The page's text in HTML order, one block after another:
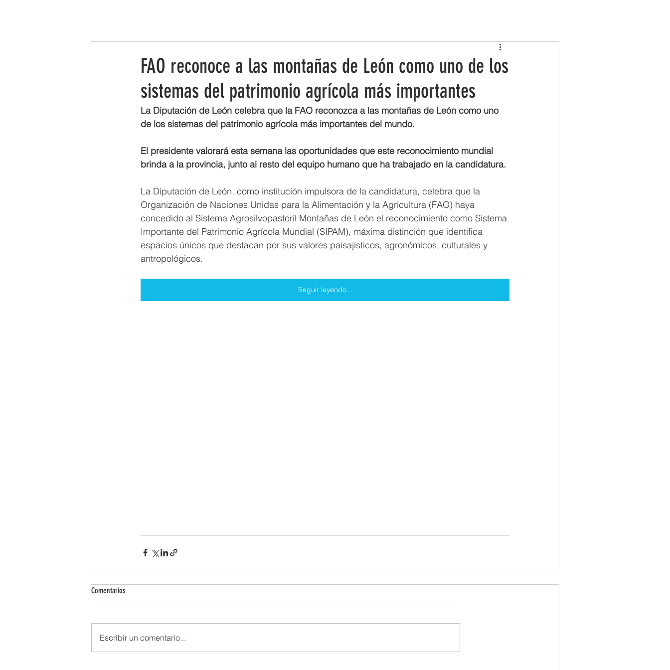
FAO reconoce a las montañas de León como uno de los
sistemas del patrimonio agrícola más importantes
La Diputación de León celebra que la FAO reconozca a las montañas de León como uno
de los sistemas del patrimonio agrícola más importantes del mundo.
El presidente valorará esta semana las oportunidades que este reconocimiento mundial
brinda a la provincia, junto al resto del equipo humano que ha trabajado en la candidatura.
La Diputación de León, como institución impulsora de la candidatura, celebra que la
Organización de Naciones Unidas para la Alimentación y la Agricultura (FAO) haya
concedido al Sistema Agrosilvopastoril Montañas de León el reconocimiento como Sistema
Importante del Patrimonio Agrícola Mundial (SIPAM), máxima distinción que identifica
espacios únicos que destacan por sus valores paisajísticos, agronómicos, culturales y
antropológicos.
Seguir leyendo...
Comentarios
Escribir un comentario...